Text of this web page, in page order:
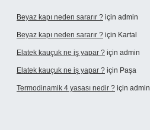
Beyaz kapı neden sararır ? için admin
Beyaz kapı neden sararır ? için Kartal
Elatek kauçuk ne iş yapar ? için admin
Elatek kauçuk ne iş yapar ? için Paşa
Termodinamik 4 yasası nedir ? için admin